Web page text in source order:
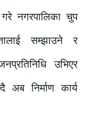
नगरपालिका चुप
सम्झाउने र
उभिएर
अब निर्माण कार्य